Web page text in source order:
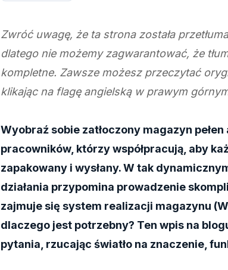
Zwróć uwagę, że ta strona została
dlatego nie możemy zagwarantować, że
kompletne. Zawsze możesz przeczytać
klikając na flagę angielską w prawym
Wyobraź sobie zatłoczony magazyn
pracowników, którzy współpracują, aby
zapakowany i wysłany. W tak
działania przypomina prowadzenie
zajmuje się system realizacji magazynu
dlaczego jest potrzebny? Ten wpis na
pytania, rzucając światło na znaczenie,